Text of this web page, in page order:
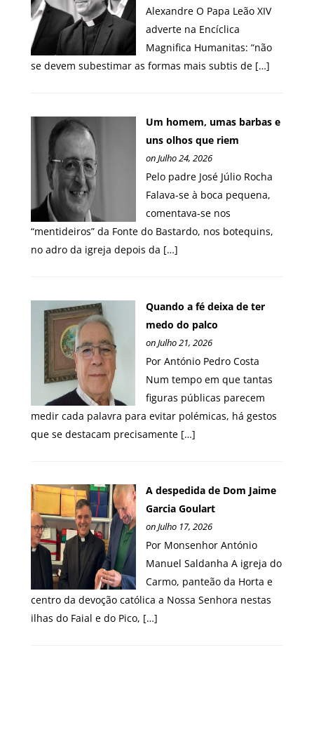
Alexandre O Papa Leão XIV
adverte na Encíclica
Magnifica Humanitas: “não
se devem subestimar as formas mais subtis de […]
Um homem, umas barbas e
uns olhos que riem
on Julho 24, 2026
Pelo padre José Júlio Rocha
Falava-se à boca pequena,
comentava-se nos
“mentideiros” da Fonte do Bastardo, nos botequins,
no adro da igreja depois da […]
Quando a fé deixa de ter
medo do palco
on Julho 21, 2026
Por António Pedro Costa
Num tempo em que tantas
figuras públicas parecem
medir cada palavra para evitar polémicas, há gestos
que se destacam precisamente […]
A despedida de Dom Jaime
Garcia Goulart
on Julho 17, 2026
Por Monsenhor António
Manuel Saldanha A igreja do
Carmo, panteão da Horta e
centro da devoção católica a Nossa Senhora nestas
ilhas do Faial e do Pico, […]